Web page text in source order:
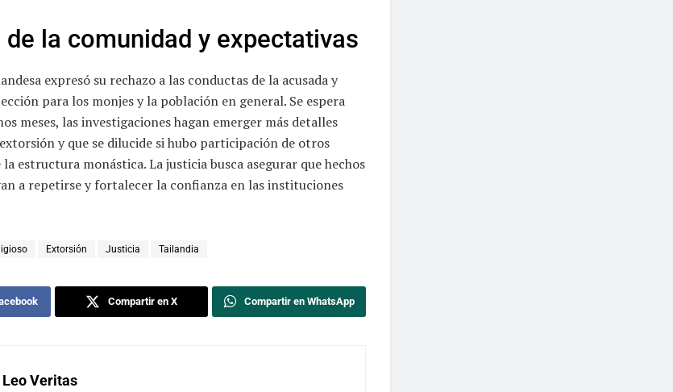
de la comunidad y expectativas
expresó su rechazo a las conductas de la acusada y
para los monjes y la población en general. Se espera
meses, las investigaciones hagan emerger más detalles
y que se dilucide si hubo participación de otros
estructura monástica. La justicia busca asegurar que hechos
a repetirse y fortalecer la confianza en las instituciones
Extorsión Justicia Tailandia
Compartir en X Compartir en WhatsApp
Leo Veritas